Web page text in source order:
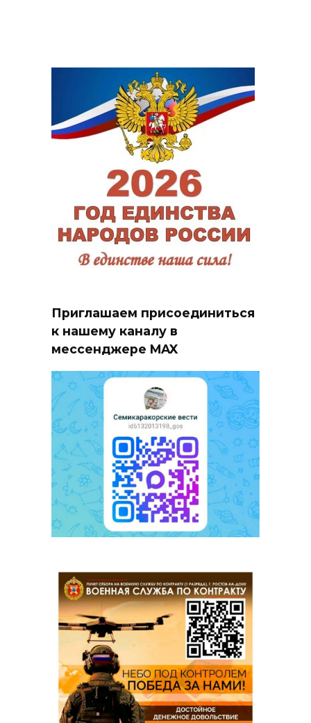
Приглашаем присоединиться
к нашему каналу в
мессенджере MAX